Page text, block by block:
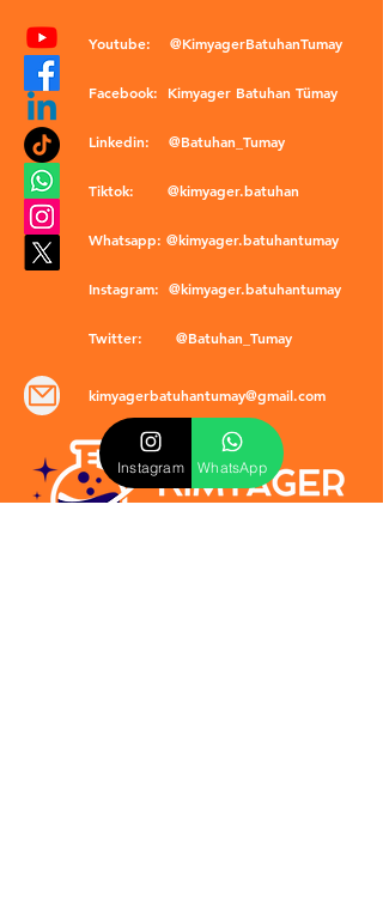
Youtube: @KimyagerBatuhanTumay
Facebook: Kimyager Batuhan Tümay
Linkedin: @Batuhan_Tumay
Tiktok: @kimyager.batuhan
Whatsapp: @kimyager.batuhantumay
Instagram: @kimyager.batuhantumay
Twitter: @Batuhan_Tumay
kimyagerbatuhantumay@gmail.com
Instagram WhatsApp